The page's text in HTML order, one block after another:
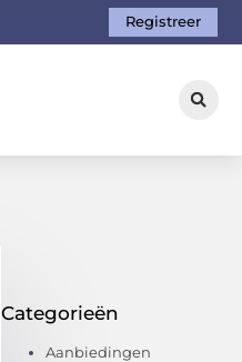
Registreer
Categorieën
Aanbiedingen